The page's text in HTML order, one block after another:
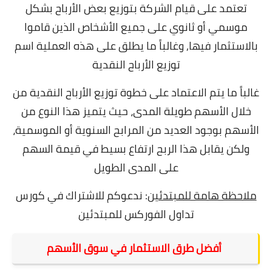
تعتمد على قيام الشركة بتوزيع بعض الأرباح بشكل
موسمي أو ثانوي على جميع الأشخاص الذين قاموا
بالاستثمار فيها, وغالباً ما يطلق على هذه العملية اسم
توزيع الأرباح النقدية
غالباً ما يتم الاعتماد على خطوة توزيع الأرباح النقدية من
خلال الأسهم طويلة المدى، حيث يتميز هذا النوع من
الأسهم بوجود العديد من المرابح السنوية أو الموسمية،
ولكن يقابل هذا الربح ارتفاع بسيط في قيمة السهم
على المدى الطويل
ملاحظة هامة للمبتدئين: ندعوكم للاشتراك فيكورس
تداول الفوركس للمبتدئين
أفضل طرق الاستثمار في سوق الأسهم